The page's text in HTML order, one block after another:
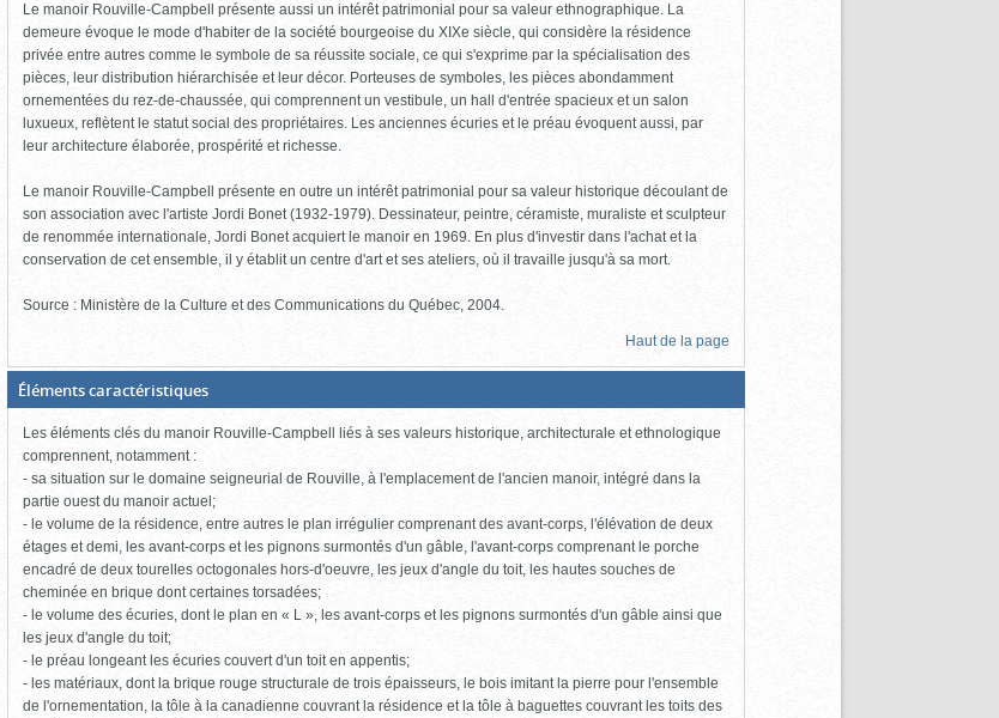
Le manoir Rouville-Campbell présente aussi un intérêt patrimonial pour sa valeur ethnographique. La
demeure évoque le mode d'habiter de la société bourgeoise du XIXe siècle, qui considère la résidence
privée entre autres comme le symbole de sa réussite sociale, ce qui s'exprime par la spécialisation des
pièces, leur distribution hiérarchisée et leur décor. Porteuses de symboles, les pièces abondamment
ornementées du rez-de-chaussée, qui comprennent un vestibule, un hall d'entrée spacieux et un salon
luxueux, reflètent le statut social des propriétaires. Les anciennes écuries et le préau évoquent aussi, par
leur architecture élaborée, prospérité et richesse.
Le manoir Rouville-Campbell présente en outre un intérêt patrimonial pour sa valeur historique découlant de
son association avec l'artiste Jordi Bonet (1932-1979). Dessinateur, peintre, céramiste, muraliste et sculpteur
de renommée internationale, Jordi Bonet acquiert le manoir en 1969. En plus d'investir dans l'achat et la
conservation de cet ensemble, il y établit un centre d'art et ses ateliers, où il travaille jusqu'à sa mort.
Source : Ministère de la Culture et des Communications du Québec, 2004.
Haut de la page
Éléments caractéristiques(Boite
fermée,
cliquer
pour
Les éléments clés du manoir Rouville-Campbell liés à ses valeurs historique, architecturale et ethnologique
comprennent, notamment :
- sa situation sur le domaine seigneurial de Rouville, à l'emplacement de l'ancien manoir, intégré dans la
partie ouest du manoir actuel;
- le volume de la résidence, entre autres le plan irrégulier comprenant des avant-corps, l'élévation de deux
étages et demi, les avant-corps et les pignons surmontés d'un gâble, l'avant-corps comprenant le porche
encadré de deux tourelles octogonales hors-d'oeuvre, les jeux d'angle du toit, les hautes souches de
cheminée en brique dont certaines torsadées;
- le volume des écuries, dont le plan en « L », les avant-corps et les pignons surmontés d'un gâble ainsi que
les jeux d'angle du toit;
- le préau longeant les écuries couvert d'un toit en appentis;
- les matériaux, dont la brique rouge structurale de trois épaisseurs, le bois imitant la pierre pour l'ensemble
de l'ornementation, la tôle à la canadienne couvrant la résidence et la tôle à baguettes couvrant les toits des